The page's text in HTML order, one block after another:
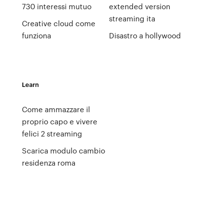
730 interessi mutuo
Creative cloud come
funziona
extended version
streaming ita
Disastro a hollywood
Learn
Come ammazzare il
proprio capo e vivere
felici 2 streaming
Scarica modulo cambio
residenza roma